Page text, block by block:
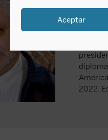
AceptarJ.H.H.
Monnet
Senior
2022.